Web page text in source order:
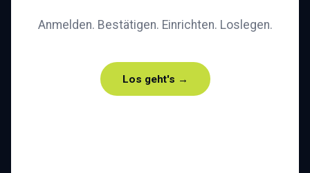
Anmelden. Bestätigen. Einrichten. Loslegen.
Los geht's →